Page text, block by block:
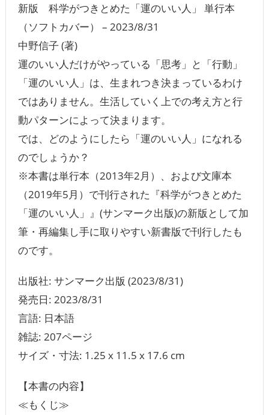
新版 科学がつきとめた「運のいい人」 単行本
（ソフトカバー） – 2023/8/31
中野信子 (著)
運のいい人だけがやっている「思考」と「行動」
「運のいい人」は、生まれつき決まっているわけ
ではありません。生活していく上での考え方と行
動パターンによって決まります。
では、どのようにしたら「運のいい人」になれる
のでしょうか？
※本書は単行本（2013年2月）、および文庫本
（2019年5月）で刊行された『科学がつきとめた
「運のいい人」』(サンマーク出版)の新版として加
筆・再編集し手に取りやすい新書版で刊行したも
のです。
出版社: サンマーク出版 (2023/8/31)
発売日: 2023/8/31
言語: 日本語
雑誌: 207ページ
サイズ・寸法: 1.25 x 11.5 x 17.6 cm
【本書の内容】
≪もくじ≫